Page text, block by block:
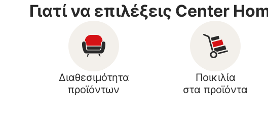
Γιατί να επιλέξεις Center
Διαθεσιμότητα
προϊόντων
Ποικιλία
στα προϊόντα